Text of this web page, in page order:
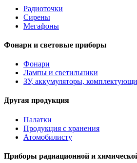
Радиоточки
Сирены
Мегафоны
Фонари и световые приборы
Фонари
Лампы и светильники
ЗУ, аккумуляторы,
Другая продукция
Палатки
Продукция с хранения
Атомобилисту
Приборы радиационной и